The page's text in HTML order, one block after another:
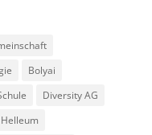
Bolyai
Diversity AG
Helleum